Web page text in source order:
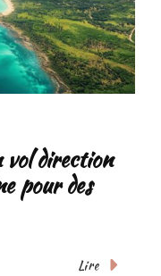
vol direction
pour des
Lire